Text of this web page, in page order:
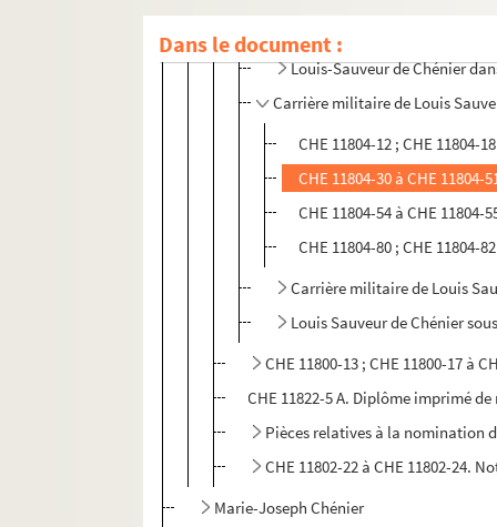
Dans le document :
Louis-Sauveur de Chénier
Carrière militaire de Louis
CHE 11804-12 ; CHE 11804-
CHE 11804-30 à CHE
CHE 11804-54 à CHE
CHE 11804-80 ; CHE 11804-
Carrière militaire de Louis
Louis Sauveur de Chénier
CHE 11800-13 ; CHE 11800-17 à
CHE 11822-5 A. Diplôme imprimé
Pièces relatives à la nomination
CHE 11802-22 à CHE 11802-24.
Marie-Joseph Chénier